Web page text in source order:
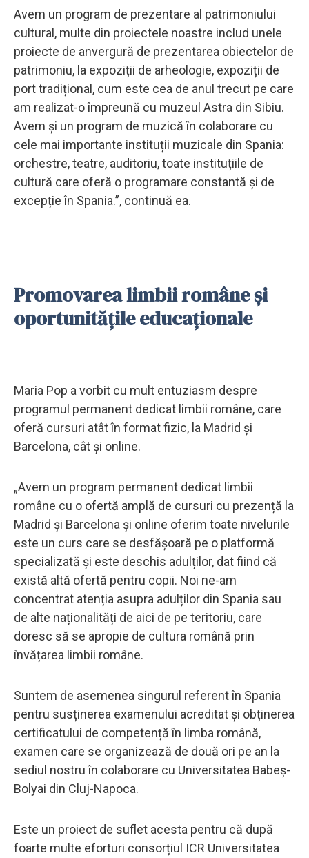
Avem un program de prezentare al patrimoniului
cultural, multe din proiectele noastre includ unele
proiecte de anvergură de prezentarea obiectelor de
patrimoniu, la expoziții de arheologie, expoziții de
port tradițional, cum este cea de anul trecut pe care
am realizat-o împreună cu muzeul Astra din Sibiu.
Avem și un program de muzică în colaborare cu
cele mai importante instituții muzicale din Spania:
orchestre, teatre, auditoriu, toate instituțiile de
cultură care oferă o programare constantă și de
excepție în Spania.”, continuă ea.
Promovarea limbii române și
oportunitățile educaționale
Maria Pop a vorbit cu mult entuziasm despre
programul permanent dedicat limbii române, care
oferă cursuri atât în format fizic, la Madrid și
Barcelona, cât și online.
„Avem un program permanent dedicat limbii
române cu o ofertă amplă de cursuri cu prezență la
Madrid și Barcelona și online oferim toate nivelurile
este un curs care se desfășoară pe o platformă
specializată și este deschis adulților, dat fiind că
există altă ofertă pentru copii. Noi ne-am
concentrat atenția asupra adulților din Spania sau
de alte naționalități de aici de pe teritoriu, care
doresc să se apropie de cultura română prin
învățarea limbii române.
Suntem de asemenea singurul referent în Spania
pentru susținerea examenului acreditat și obținerea
certificatului de competență în limba română,
examen care se organizează de două ori pe an la
sediul nostru în colaborare cu Universitatea Babeș-
Bolyai din Cluj-Napoca.
Este un proiect de suflet acesta pentru că după
foarte multe eforturi consorțiul ICR Universitatea